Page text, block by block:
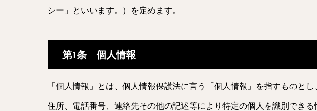
シー」といいます。）を定めます。
第1条 個人情報
「個人情報」とは、個人情報保護法に言う「個人情報」を指すものと
住所、電話番号、連絡先その他の記述等により特定の個人を識別でき